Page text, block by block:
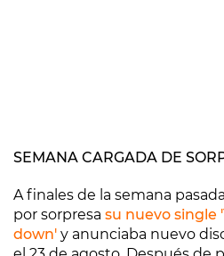
SEMANA CARGADA DE
A finales de la semana
por sorpresa su nuevo single
down' y anunciaba nuevo